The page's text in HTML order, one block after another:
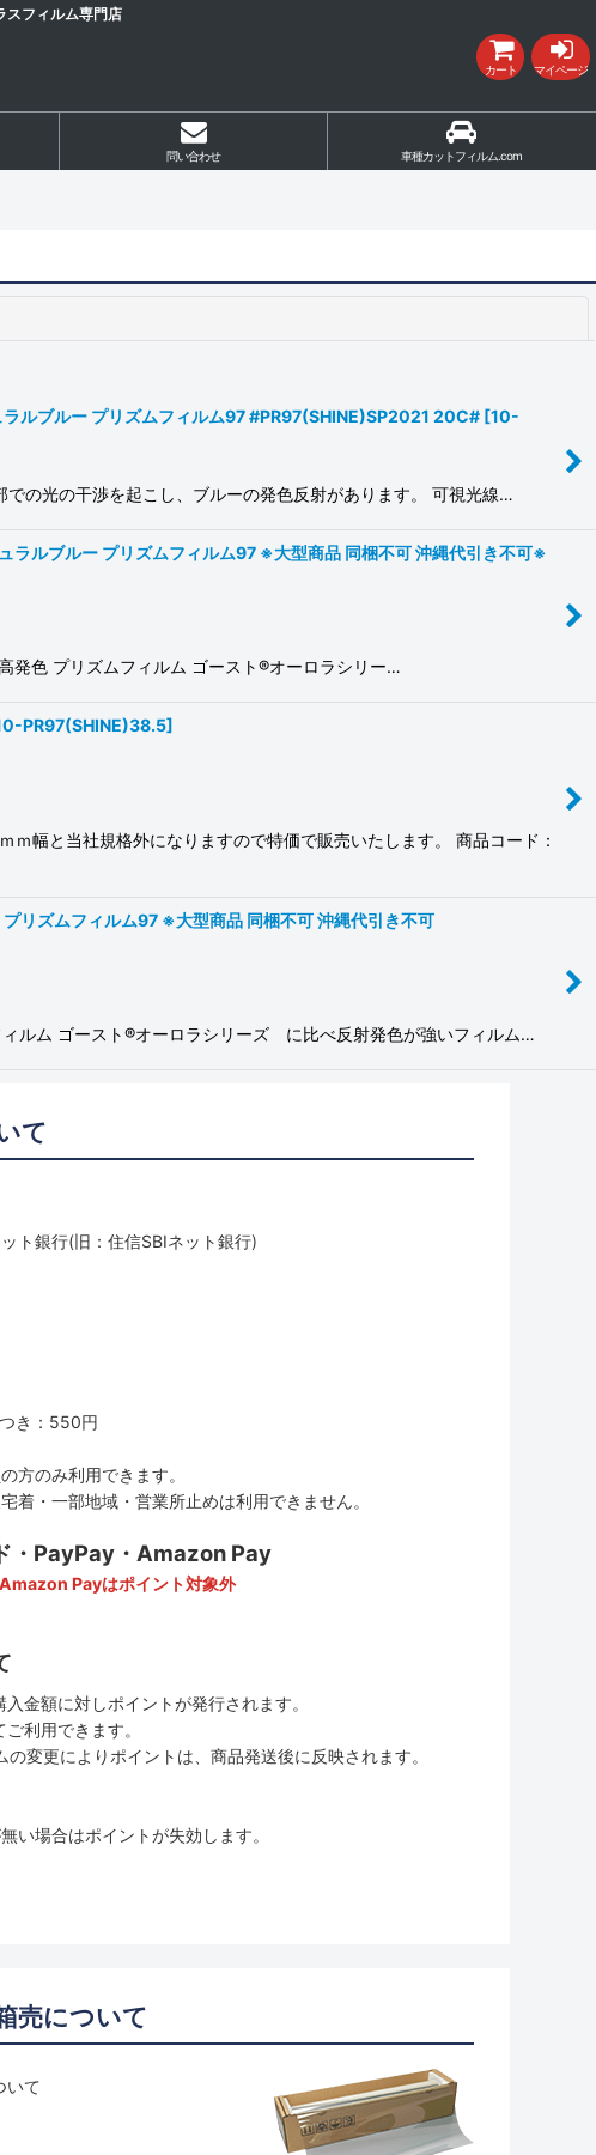
スフィルム専門店
カート マイページ
問い合わせ 車種カットフィルム.com
ルブルー プリズムフィルム97 #PR97(SHINE)SP2021 20C# [10-
の光の干渉を起こし、ブルーの発色反射があります。 可視光線…
ルブルー プリズムフィルム97 ※大型商品 同梱不可 沖縄代引き不可※
発色 プリズムフィルム ゴースト®オーロラシリー…
PR97(SHINE)38.5]
幅と当社規格外になりますので特価で販売いたします。 商品コード：
リズムフィルム97 ※大型商品 同梱不可 沖縄代引き不可
ルム ゴースト®オーロラシリーズ に比べ反射発色が強いフィルム…
て
ト銀行(旧：住信SBIネット銀行)
き：550円
方のみ利用できます。
着・一部地域・営業所止めは利用できません。
・PayPay・Amazon Pay
Payはポイント対象外
金額に対しポイントが発行されます。
利用できます。
変更によりポイントは、商品発送後に反映されます。
い場合はポイントが失効します。
売について
いて